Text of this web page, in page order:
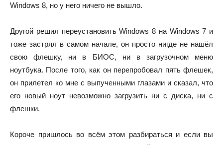
Windows 8, но у него ничего не вышло.
Другой решил переустановить Windows 8 на Windows 7 и
тоже застрял в самом начале, он просто нигде не нашёл
свою флешку, ни в БИОС, ни в загрузочном меню
ноутбука. После того, как он перепробовал пять флешек,
он прилетел ко мне с выпученными глазами и сказал, что
его новый ноут невозможно загрузить ни с диска, ни с
флешки.
Короче пришлось во всём этом разбираться и если вы